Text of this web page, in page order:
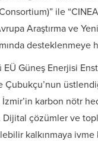
ile
Araştırma ve
desteklenmeye
Güneş Enerjisi
Çubukçu’nun
İzmir’in karbon nötr
Dijital çözümler ve
kalkınmaya ivme